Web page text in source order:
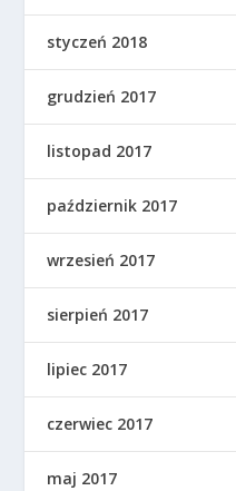
styczeń 2018
grudzień 2017
listopad 2017
październik 2017
wrzesień 2017
sierpień 2017
lipiec 2017
czerwiec 2017
maj 2017